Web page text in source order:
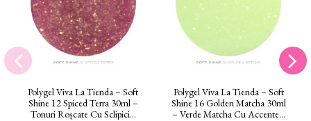
Polygel Viva La Tienda – Soft
Shine 12 Spiced Terra 30ml –
Tonuri Roșcate Cu Sclipici...
Polygel Viva La Tienda – Soft
Shine 16 Golden Matcha 30ml
– Verde Matcha Cu Accente...